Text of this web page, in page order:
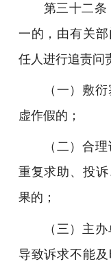
第三十二条
一的，由有关
任人进行追责问
（一）敷
虚作假的；
（二）合
重复求助、投
果的；
（三）主
导致诉求不能